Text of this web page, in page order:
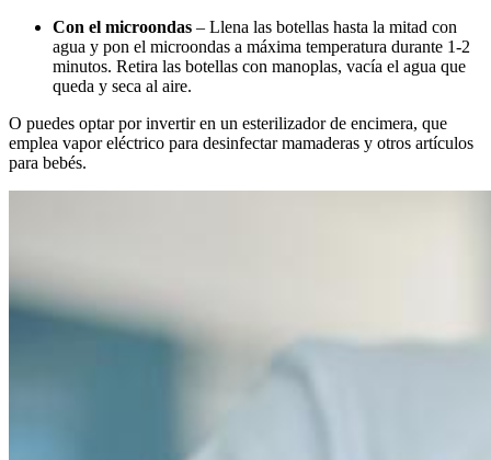
Con el microondas – Llena las botellas hasta la mitad con
agua y pon el microondas a máxima temperatura durante 1-2
minutos. Retira las botellas con manoplas, vacía el agua que
queda y seca al aire.
O puedes optar por invertir en un esterilizador de encimera, que
emplea vapor eléctrico para desinfectar mamaderas y otros artículos
para bebés.